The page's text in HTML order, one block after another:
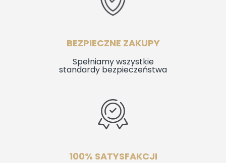
BEZPIECZNE ZAKUPY
Spełniamy wszystkie
standardy bezpieczeństwa
100% SATYSFAKCJI